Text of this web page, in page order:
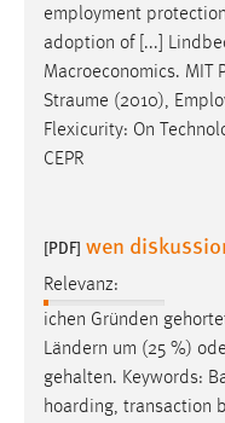
employment
adoption of [...]
Macroeconomics. MIT
Straume (2010),
Flexicurity: On
CEPR
[PDF] wen
Relevanz:
ichen Gründen
Ländern um (25 %)
gehalten. Keywords:
hoarding, transaction